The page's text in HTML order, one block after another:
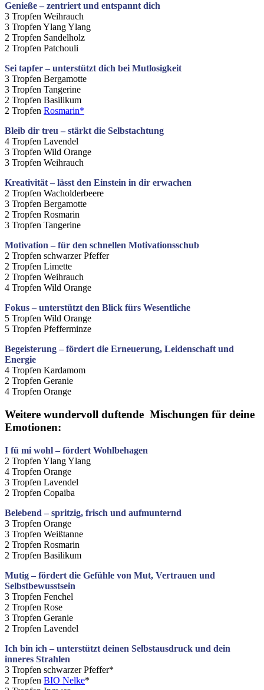
Genieße – zentriert und entspannt dich
3 Tropfen Weihrauch
3 Tropfen Ylang Ylang
2 Tropfen Sandelholz
2 Tropfen Patchouli
Sei tapfer – unterstützt dich bei Mutlosigkeit
3 Tropfen Bergamotte
3 Tropfen Tangerine
2 Tropfen Basilikum
2 Tropfen Rosmarin*
Bleib dir treu – stärkt die Selbstachtung
4 Tropfen Lavendel
3 Tropfen Wild Orange
3 Tropfen Weihrauch
Kreativität – lässt den Einstein in dir erwachen
2 Tropfen Wacholderbeere
3 Tropfen Bergamotte
2 Tropfen Rosmarin
3 Tropfen Tangerine
Motivation – für den schnellen Motivationsschub
2 Tropfen schwarzer Pfeffer
2 Tropfen Limette
2 Tropfen Weihrauch
4 Tropfen Wild Orange
Fokus – unterstützt den Blick fürs Wesentliche
5 Tropfen Wild Orange
5 Tropfen Pfefferminze
Begeisterung – fördert die Erneuerung, Leidenschaft und
Energie
4 Tropfen Kardamom
2 Tropfen Geranie
4 Tropfen Orange
Weitere wundervoll duftende Mischungen für deine
Emotionen:
I fü mi wohl – fördert Wohlbehagen
2 Tropfen Ylang Ylang
4 Tropfen Orange
3 Tropfen Lavendel
2 Tropfen Copaiba
Belebend – spritzig, frisch und aufmunternd
3 Tropfen Orange
3 Tropfen Weißtanne
2 Tropfen Rosmarin
2 Tropfen Basilikum
Mutig – fördert die Gefühle von Mut, Vertrauen und
Selbstbewusstsein
3 Tropfen Fenchel
2 Tropfen Rose
3 Tropfen Geranie
2 Tropfen Lavendel
Ich bin ich – unterstützt deinen Selbstausdruck und dein
inneres Strahlen
3 Tropfen schwarzer Pfeffer*
2 Tropfen BIO Nelke*